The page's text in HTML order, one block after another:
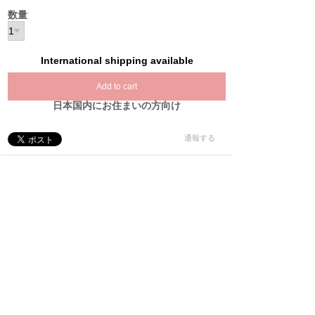
数量
International shipping available
Add to cart
日本国内にお住まいの方向け
通報する